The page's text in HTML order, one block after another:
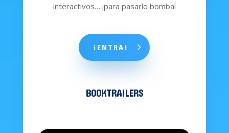
interactivos… ¡para pasarlo bomba!
¡ENTRA!
BOOKTRAILERS